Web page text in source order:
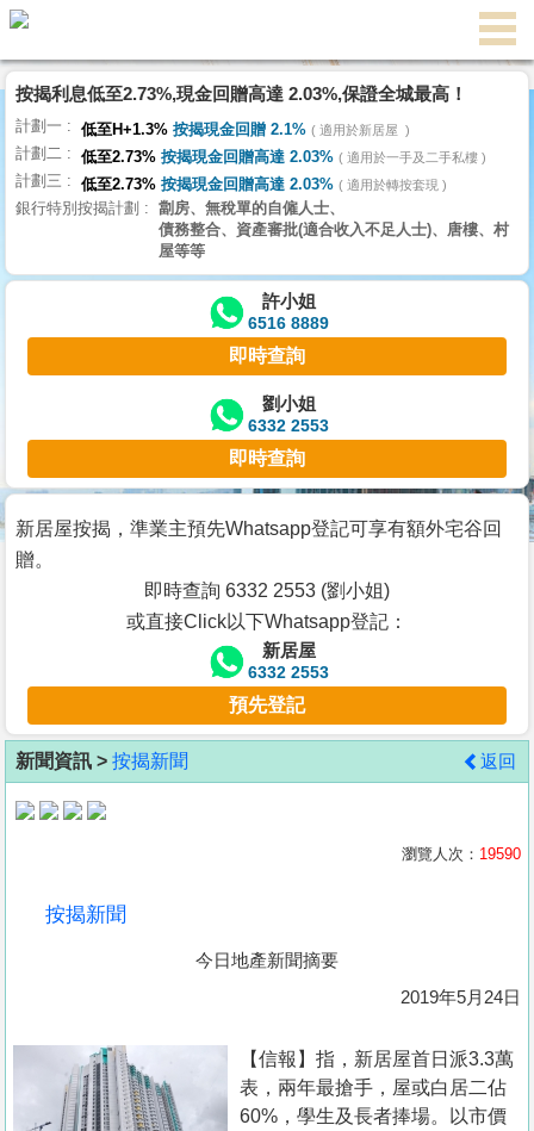
理
主
頁
搵
樓/
交
業
主
宅
谷
按
客
地
產
業
按揭利息低至2.73%,現金回贈高達 2.03%,保證全城最高！
計劃一 低至H+1.3% 按揭現金回贈 2.1% 適用於新居屋
計劃二 低至2.73% 按揭現金回贈高達 2.03% 適用於一手及二手私樓
計劃三 低至2.73% 按揭現金回贈高達 2.03% 適用於轉按套現
銀行特別按揭計劃
劏房、無稅單的自僱人士、
債務整合、資產審批(適合收入不足人士)、唐樓、村
屋等等
許小姐
6516 8889
即時查詢
劉小姐
6332 2553
即時查詢
新居屋按揭，準業主預先Whatsapp登記可享有額外宅谷回
贈。
即時查詢 6332 2553 (劉小姐)
或直接Click以下Whatsapp登記：
新居屋
6332 2553
預先登記
新聞資訊 > 按揭新聞 返回
瀏覽人次： 19590
按揭新聞
今日地產新聞摘要
2019年5月24日
【信報】指，新居屋首日派3.3萬
表，兩年最搶手，屋或白居二佔
60%，學生及長者捧場。以市價